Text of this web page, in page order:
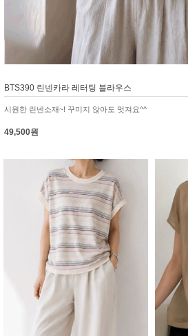
BTS390 린넨카라 레터팅 블라우스
시원한 린넨소재~! 꾸미지 않아도 멋져요^^
49,500원